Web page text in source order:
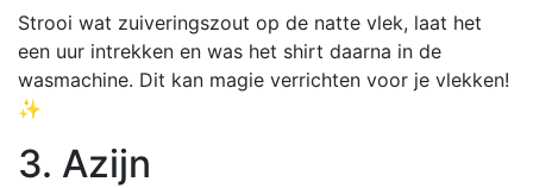
Strooi wat zuiveringszout op de natte vlek, laat het
een uur intrekken en was het shirt daarna in de
wasmachine. Dit kan magie verrichten voor je vlekken!
✨
3. Azijn